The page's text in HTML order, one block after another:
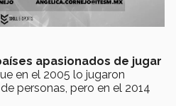
apasionados de jugar
en el 2005 lo jugaron
personas, pero en el 2014